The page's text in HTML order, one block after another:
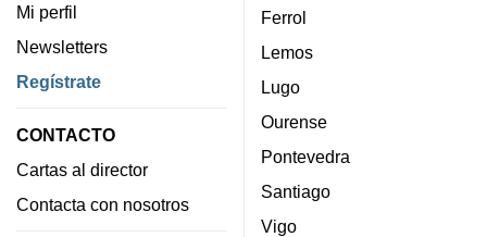
Mi perfil
Newsletters
Regístrate
CONTACTO
Cartas al director
Contacta con nosotros
Ferrol
Lemos
Lugo
Ourense
Pontevedra
Santiago
Vigo